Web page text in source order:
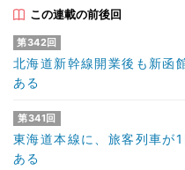
この連載の前後回
第342回
北海道新幹線開業後も新函
ある
第341回
東海道本線に、旅客列車が
ある